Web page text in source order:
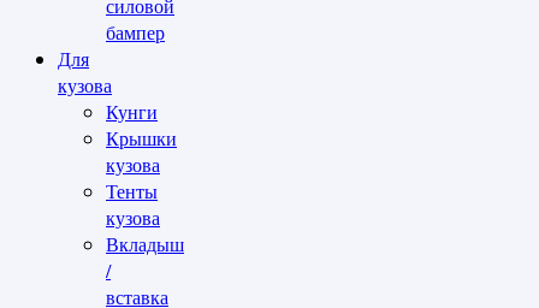
бампер
Для
кузова
Кунги
Крышки
кузова
Тенты
кузова
Вкладыш
/
вставка